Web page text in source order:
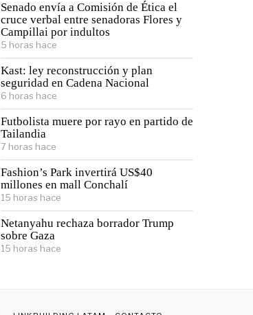
Senado envía a Comisión de Ética el
cruce verbal entre senadoras Flores y
Campillai por indultos
5 horas hace
Kast: ley reconstrucción y plan
seguridad en Cadena Nacional
6 horas hace
Futbolista muere por rayo en partido de
Tailandia
7 horas hace
Fashion’s Park invertirá US$40
millones en mall Conchalí
15 horas hace
Netanyahu rechaza borrador Trump
sobre Gaza
15 horas hace